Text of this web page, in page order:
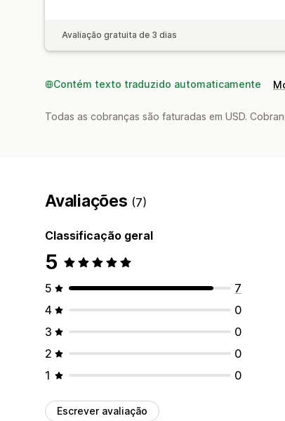
Avaliação gratuita de 3 dias
Contém texto traduzido automaticamente
Todas as cobranças são faturadas em USD.
Avaliações (7)
Classificação geral
5
5
7
4
0
3
0
2
0
1
0
Escrever avaliação